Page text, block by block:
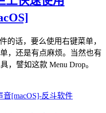
的话，要么使用右键菜单，
，还是有点麻烦。当然也有
，譬如这款 Menu Drop。